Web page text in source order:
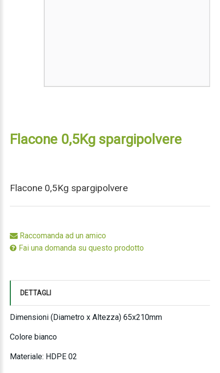
Flacone 0,5Kg spargipolvere
Flacone 0,5Kg spargipolvere
Raccomanda ad un amico
Fai una domanda su questo prodotto
DETTAGLI
Dimensioni (Diametro x Altezza) 65x210mm
Colore bianco
Materiale: HDPE 02